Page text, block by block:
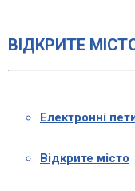
ВІДКРИТЕ
Електронні
Відкрите місто